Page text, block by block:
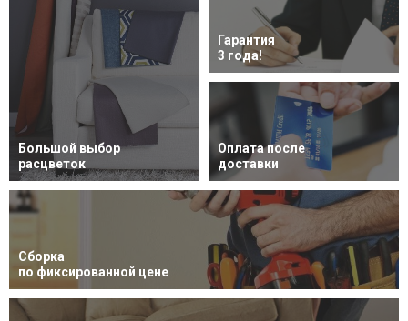
Большой выбор
расцветок
Гарантия
3 года!
Оплата после
доставки
Сборка
по фиксированной цене